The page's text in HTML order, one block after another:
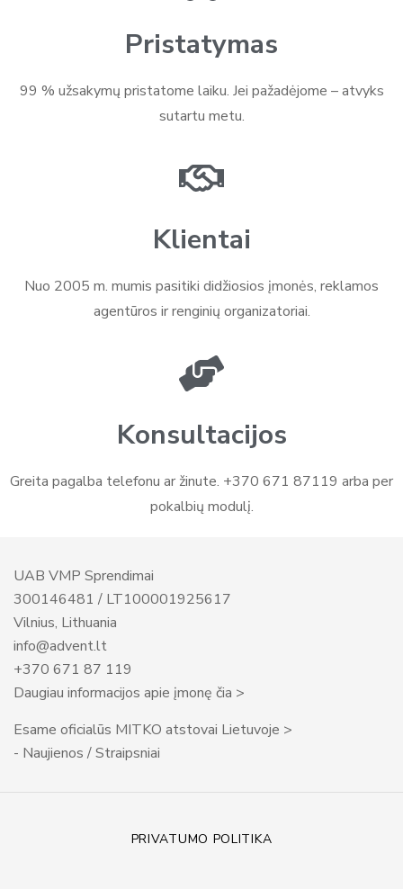
Pristatymas
99 % užsakymų pristatome laiku. Jei pažadėjome – atvyks
sutartu metu.
Klientai
Nuo 2005 m. mumis pasitiki didžiosios įmonės, reklamos
agentūros ir renginių organizatoriai.
Konsultacijos
Greita pagalba telefonu ar žinute. +370 671 87119 arba per
pokalbių modulį.
UAB VMP Sprendimai
300146481 / LT100001925617
Vilnius, Lithuania
info@advent.lt
+370 671 87 119
Daugiau informacijos apie įmonę čia >
Esame oficialūs MITKO atstovai Lietuvoje >
- Naujienos / Straipsniai
PRIVATUMO POLITIKA